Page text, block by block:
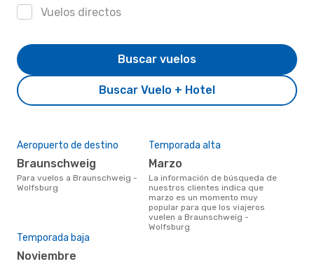
Vuelos directos
Buscar Vuelo + Hotel
Buscar vuelos
Aeropuerto de destino
Braunschweig
Para vuelos a Braunschweig -
Wolfsburg
Temporada alta
marzo
La información de búsqueda de
nuestros clientes indica que
marzo es un momento muy
popular para que los viajeros
vuelen a Braunschweig -
Wolfsburg
Temporada baja
noviembre